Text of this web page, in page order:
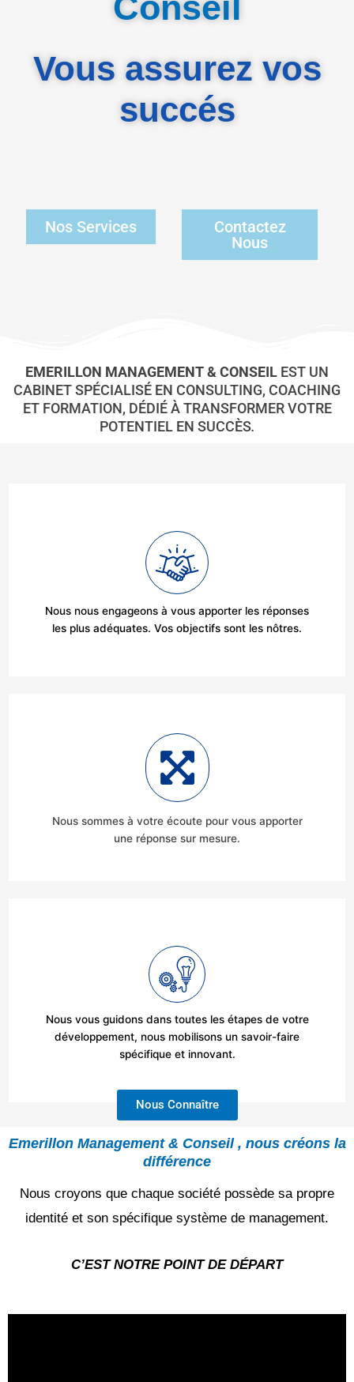
Vous assurez vos
succés
Nos Services
Contactez
Nous
EMERILLON MANAGEMENT & CONSEIL EST UN
CABINET SPÉCIALISÉ EN CONSULTING, COACHING
ET FORMATION, DÉDIÉ À TRANSFORMER VOTRE
POTENTIEL EN SUCCÈS.
Nous nous engageons à vous apporter les réponses
les plus adéquates. Vos objectifs sont les nôtres.
Nous sommes à votre écoute pour vous apporter
une réponse sur mesure.
Nous vous guidons dans toutes les étapes de votre
développement, nous mobilisons un savoir-faire
spécifique et innovant.
Nous Connaître
Emerillon Management & Conseil , nous créons la
différence
Nous croyons que chaque société possède sa propre
identité et son spécifique système de management.
C’EST NOTRE POINT DE DÉPART